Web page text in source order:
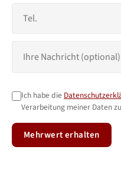
Ich habe die
Verarbeitung meiner Daten
Mehrwert erhalten